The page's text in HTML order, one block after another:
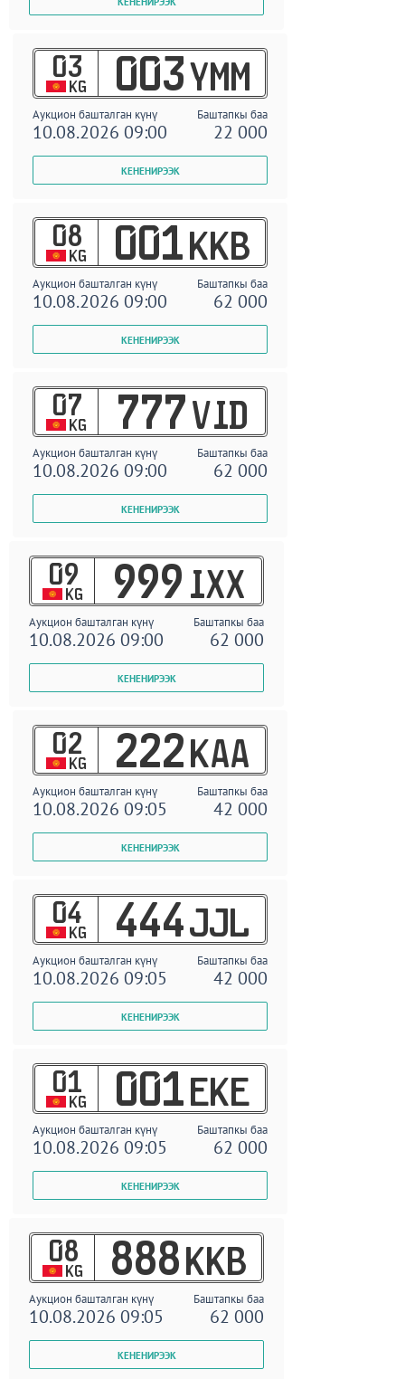
03
KG 003 YMM
Аукцион башталган күнү Баштапкы баа
10.08.2026 09:00 22 000
08
KG 001 KKB
Аукцион башталган күнү Баштапкы баа
10.08.2026 09:00 62 000
07
KG 777 VID
Аукцион башталган күнү Баштапкы баа
10.08.2026 09:00 62 000
09
KG 999 IXX
Аукцион башталган күнү Баштапкы баа
10.08.2026 09:00 62 000
02
KG 222 KAA
Аукцион башталган күнү Баштапкы баа
10.08.2026 09:05 42 000
04
KG 444 JJL
Аукцион башталган күнү Баштапкы баа
10.08.2026 09:05 42 000
01
KG 001 EKE
Аукцион башталган күнү Баштапкы баа
10.08.2026 09:05 62 000
08
KG 888 KKB
Аукцион башталган күнү Баштапкы баа
10.08.2026 09:05 62 000